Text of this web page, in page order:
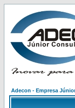
Adecon - Empresa